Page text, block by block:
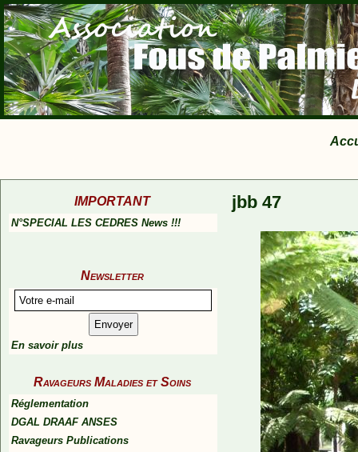
IMPORTANT
N°SPECIAL LES CEDRES News !!!
Newsletter
En savoir plus
Ravageurs Maladies et Soins
Réglementation
DGAL DRAAF ANSES
Ravageurs Publications
jbb 47